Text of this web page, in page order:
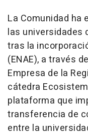
La Comunidad ha
las universidades
tras la
(ENAE), a través
Empresa de la
cátedra
plataforma que
transferencia de
entre la